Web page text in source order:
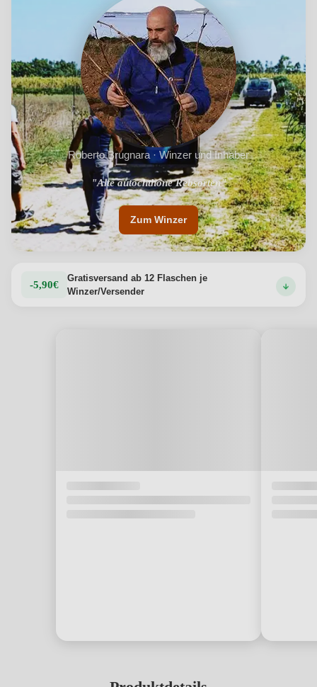
unnötige Eingriffe vinifiziert, um seine Spontaneität und
Ehrlichkeit zu bewahren. Kein übertriebener Fruchtkorb,
kein süßer Kompromiss, sondern ein Rosé, der bleibt. Ein
vielseitiger Wein für jede Jahreszeit: perfekt als Aperitif,
ideal zur mediterranen Küche, überraschend kräftig am
Tisch.Produktdetails anzeigen →
Roberto Brugnara · Winzer und Inhaber
"Alte autochthone Rebsorten"
"Vom Wind geformte Weine und Weinberge"
Zum Winzer
-5,90€
Gratisversand ab 12 Flaschen je
Winzer/Versender